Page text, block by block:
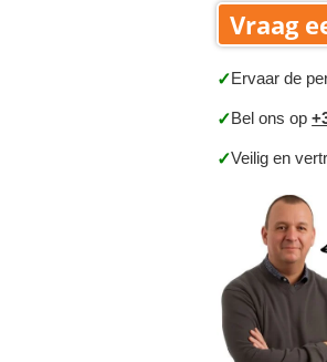
Vraag
✓Ervaar de
✓Bel ons op
✓Veilig en